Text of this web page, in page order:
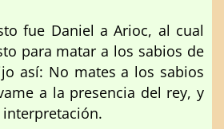
fue Daniel a Arioc, al cual
para matar a los sabios de
así: No mates a los sabios
a la presencia del rey, y